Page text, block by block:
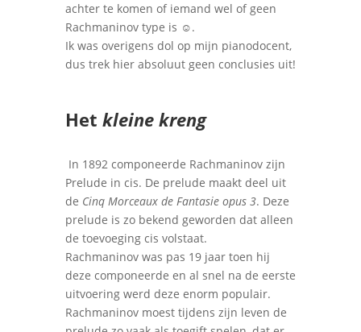
achter te komen of iemand wel of geen
Rachmaninov type is ☺.
Ik was overigens dol op mijn pianodocent,
dus trek hier absoluut geen conclusies uit!
Het kleine kreng
In 1892 componeerde Rachmaninov zijn
Prelude in cis. De prelude maakt deel uit
de Cinq Morceaux de Fantasie opus 3. Deze
prelude is zo bekend geworden dat alleen
de toevoeging cis volstaat.
Rachmaninov was pas 19 jaar toen hij
deze componeerde en al snel na de eerste
uitvoering werd deze enorm populair.
Rachmaninov moest tijdens zijn leven de